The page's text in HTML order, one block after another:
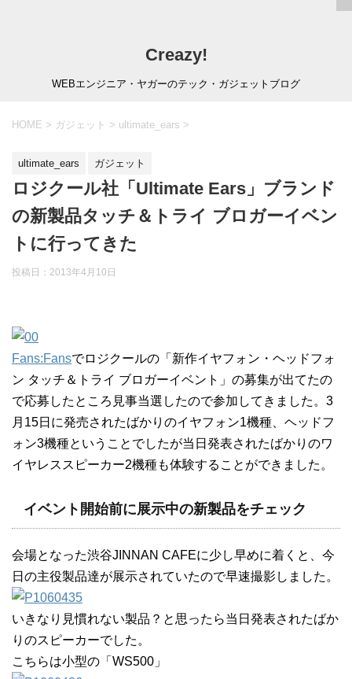
Creazy!
WEBエンジニア・ヤガーのテック・ガジェットブログ
HOME > ガジェット > ultimate_ears >
ultimate_ears ガジェット
ロジクール社「Ultimate Ears」ブランド
の新製品タッチ＆トライ ブロガーイベン
トに行ってきた
投稿日： 2013年4月10日
Fans:Fansでロジクールの「新作イヤフォン・ヘッドフォ
ン タッチ＆トライ ブロガーイベント」の募集が出てたの
で応募したところ見事当選したので参加してきました。3
月15日に発売されたばかりのイヤフォン1機種、ヘッドフ
ォン3機種ということでしたが当日発表されたばかりのワ
イヤレススピーカー2機種も体験することができました。
イベント開始前に展示中の新製品をチェック
会場となった渋谷JINNAN CAFEに少し早めに着くと、今
日の主役製品達が展示されていたので早速撮影しました。
いきなり見慣れない製品？と思ったら当日発表されたばか
りのスピーカーでした。
こちらは小型の「WS500」